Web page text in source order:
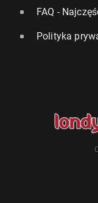
FAQ -
Polityka